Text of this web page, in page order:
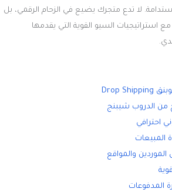
لا تدع متجرك يضيع في الزحام الرقمي، بل
استراتيجيات السيو القوية التي يقدمها